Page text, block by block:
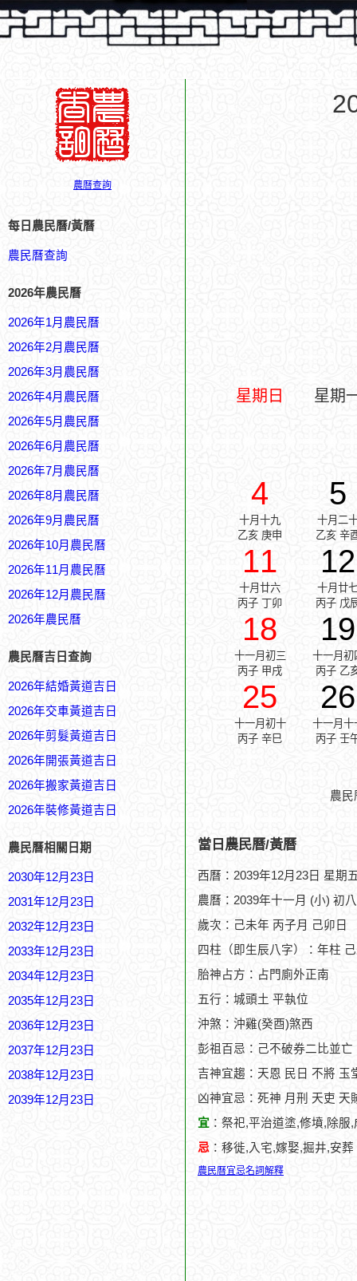
農曆查詢
每日農民曆/黃曆
農民曆查詢
2026年農民曆
2026年1月農民曆
2026年2月農民曆
2026年3月農民曆
2026年4月農民曆
2026年5月農民曆
2026年6月農民曆
2026年7月農民曆
2026年8月農民曆
2026年9月農民曆
2026年10月農民曆
2026年11月農民曆
2026年12月農民曆
2026年農民曆
農民曆吉日查詢
2026年結婚黃道吉日
2026年交車黃道吉日
2026年剪髮黃道吉日
2026年開張黃道吉日
2026年搬家黃道吉日
2026年裝修黃道吉日
農民曆相關日期
2030年12月23日
2031年12月23日
2032年12月23日
2033年12月23日
2034年12月23日
2035年12月23日
2036年12月23日
2037年12月23日
2038年12月23日
2039年12月23日
星期日 星期
4
十月十九
乙亥 庚申
5
十月二
乙亥 辛
11
十月廿六
丙子 丁卯
12
十月廿
丙子 戊
18
十一月初三
丙子 甲戌
19
十一月初
丙子 乙
25
十一月初十
丙子 辛巳
26
十一月十
丙子 壬
農
當日農民曆/黃曆
西曆：2039年12月23日 星期
農曆：2039年十一月 (小) 初
歲次：己未年 丙子月 己卯日
四柱（即生辰八字）：年柱
胎神占方：占門廁外正南
五行：城頭土 平執位
沖煞：沖雞(癸酉)煞西
彭祖百忌：己不破券二比並
吉神宜趨：天恩 民日 不將 玉
凶神宜忌：死神 月刑 天吏 天
宜 ：祭祀,平治道塗,修墳,除服
忌 ：移徙,入宅,嫁娶,掘井,安葬
農民曆宜忌名詞解釋